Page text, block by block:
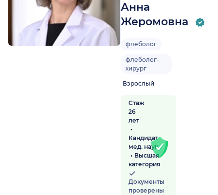
Анна
Жеромовна
флеболог
флеболог-
хирург
Взрослый
Стаж
26
лет
Кандидат
мед. наук
Высшая
категория
Документы
проверены